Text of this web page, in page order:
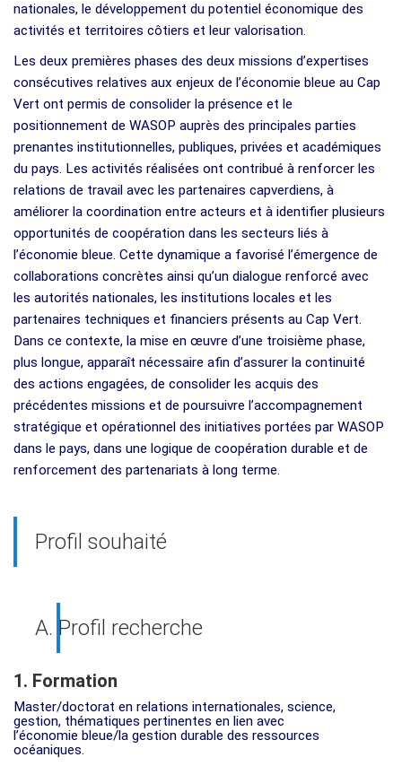
nationales, le développement du potentiel économique des
activités et territoires côtiers et leur valorisation.
Les deux premières phases des deux missions d’expertises
consécutives relatives aux enjeux de l’économie bleue au Cap
Vert ont permis de consolider la présence et le
positionnement de WASOP auprès des principales parties
prenantes institutionnelles, publiques, privées et académiques
du pays. Les activités réalisées ont contribué à renforcer les
relations de travail avec les partenaires capverdiens, à
améliorer la coordination entre acteurs et à identifier plusieurs
opportunités de coopération dans les secteurs liés à
l’économie bleue. Cette dynamique a favorisé l’émergence de
collaborations concrètes ainsi qu’un dialogue renforcé avec
les autorités nationales, les institutions locales et les
partenaires techniques et financiers présents au Cap Vert.
Dans ce contexte, la mise en œuvre d’une troisième phase,
plus longue, apparaît nécessaire afin d’assurer la continuité
des actions engagées, de consolider les acquis des
précédentes missions et de poursuivre l’accompagnement
stratégique et opérationnel des initiatives portées par WASOP
dans le pays, dans une logique de coopération durable et de
renforcement des partenariats à long terme.
Profil souhaité
A. Profil recherche
1. Formation
Master/doctorat en relations internationales, science,
gestion, thématiques pertinentes en lien avec
l’économie bleue/la gestion durable des ressources
océaniques.